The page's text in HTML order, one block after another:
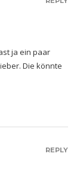
ja ein paar
Die könnte
REPLY